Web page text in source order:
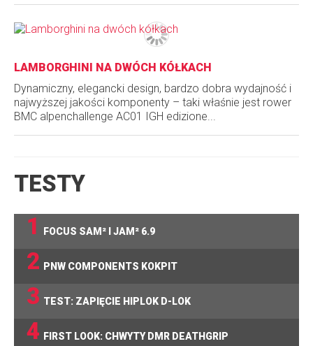
LAMBORGHINI NA DWÓCH KÓŁKACH
Dynamiczny, elegancki design, bardzo dobra wydajność i
najwyższej jakości komponenty – taki właśnie jest rower
BMC alpenchallenge AC01 IGH edizione...
TESTY
1
FOCUS SAM² I JAM² 6.9
2 PNW COMPONENTS KOKPIT
3 TEST: ZAPIĘCIE HIPLOK D-LOK
4 FIRST LOOK: CHWYTY DMR DEATHGRIP